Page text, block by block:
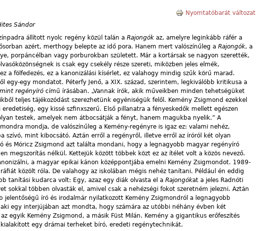
Nyomtatóbarát változat
Sándor
állított nyolc regény közül talán a Rajongók az, amelyre leginkább ráfér a
azért, merthogy belepte az idő pora. Hanem mert valószínűleg a Rajongók, a
porpáncélban vagy porburokban született. Már a kortársak se nagyon szerették,
is csak egy csekély része szereti, miközben jeles elmék,
a fölfedezés, ez a kanonizálási kísérlet, ez valahogy mindig szűk körű marad.
egy-egy mondatot. Péterfy Jenő, a XIX. század, szerintem, legkiválóbb kritikusa a
regényíró című írásában. „Vannak írók, akik műveikben minden tehetségüket
teljes tájékozódást szerezhetünk egyéniségük felől. Kemény Zsigmond ezekkel
egy kissé szfinxszerű. Első pillanatra a fényeskedők mellett egészen
testek, amelyek nem átbocsátják a fényt, hanem magukba nyelik.” A
mondja, de valószínűleg a Kemény-regényre is igaz ez: valami nehéz,
szívó, mint kibocsátó. Aztán erről a regényről, illetve erről az íróról két olyan
és Móricz Zsigmond azt találta mondani, hogy a legnagyobb magyar regényíró
megszorítás nélkül. Kettejük között többek közt ez az ítélet volt a közös nevező.
a magyar epikai kánon középpontjába emelni Kemény Zsigmondot. 1989-
közölt róla. De valahogy az iskolában mégis nehéz tanítani. Például én eddig
tanítási kudarca volt: Egy, azaz egy diák olvasta el a Rajongókat a jeles Radnóti
et sokkal többen olvasták el, amivel csak a nehézségi fokot szeretném jelezni. Aztán
jelentőségű író és irodalmár nyilatkozott Kemény Zsigmondról a legnagyobb
egy interjújában azt mondta, hogy számára az utóbbi néhány évben két
egyik Kemény Zsigmond, a másik Füst Milán. Kemény a gigantikus erőfeszítés
egy drámai terheket bíró, eredeti regénytechnikát.